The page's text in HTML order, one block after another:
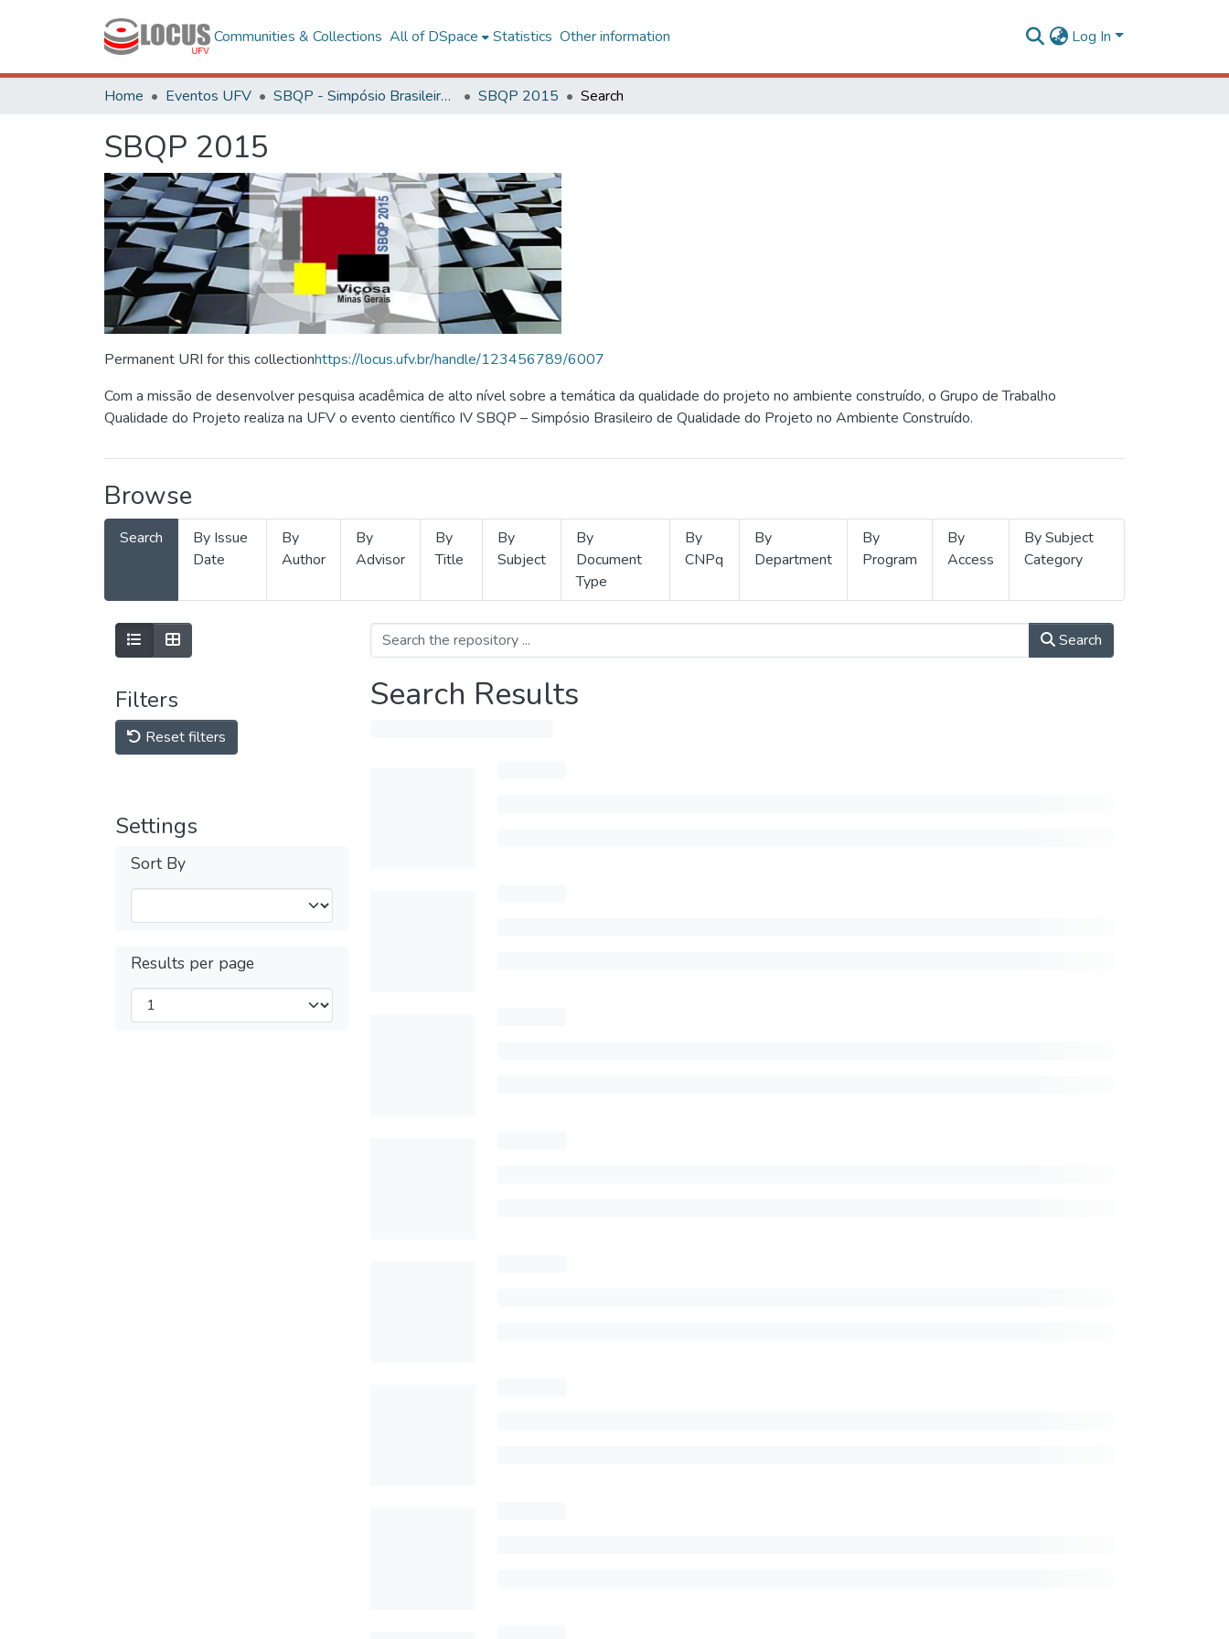
Communities & Collections All of DSpace Statistics Other information Log In
Home Eventos UFV SBQP - Simpósio Brasileiro de Qualidade do Projeto no Ambiente Construído SBQP 2015 Search
SBQP 2015
Permanent URI for this collectionhttps://locus.ufv.br/handle/123456789/6007
Com a missão de desenvolver pesquisa acadêmica de alto nível sobre a temática da qualidade do projeto no ambiente construído, o Grupo de Trabalho
Qualidade do Projeto realiza na UFV o evento científico IV SBQP – Simpósio Brasileiro de Qualidade do Projeto no Ambiente Construído.
Browse
Search
By Issue
Date
By
Author
By
Advisor
By
Title
By
Subject
By
Document
Type
By
CNPq
By
Department
By
Program
By
Access
By Subject
Category
Filters
Reset filters
Settings
Sort By
Results per page
Search
Search Results